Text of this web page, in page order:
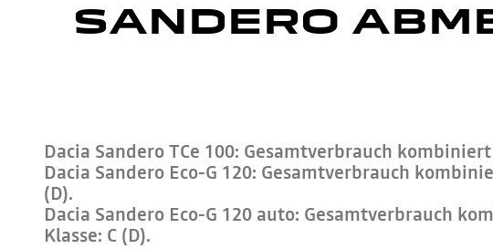
SANDERO
Dacia Sandero TCe 100: Gesamtverbrauch
Dacia Sandero Eco-G 120: Gesamtverbrauch
(D).
Dacia Sandero Eco-G 120 auto: Gesamtverbrauch
Klasse: C (D).